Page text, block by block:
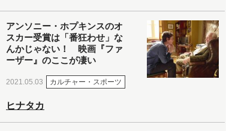
アンソニー・ホプキンスのオ
スカー受賞は「番狂わせ」な
んかじゃない！ 映画『ファ
ーザー』のここが凄い
2021.05.03 カルチャー・スポーツ
ヒナタカ